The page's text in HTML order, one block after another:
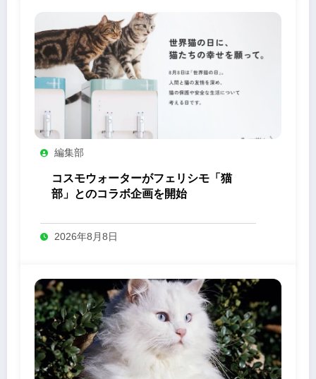
編集部
コスモウォーターがフェリシモ「猫
部」とのコラボ企画を開始
2026年8月8日